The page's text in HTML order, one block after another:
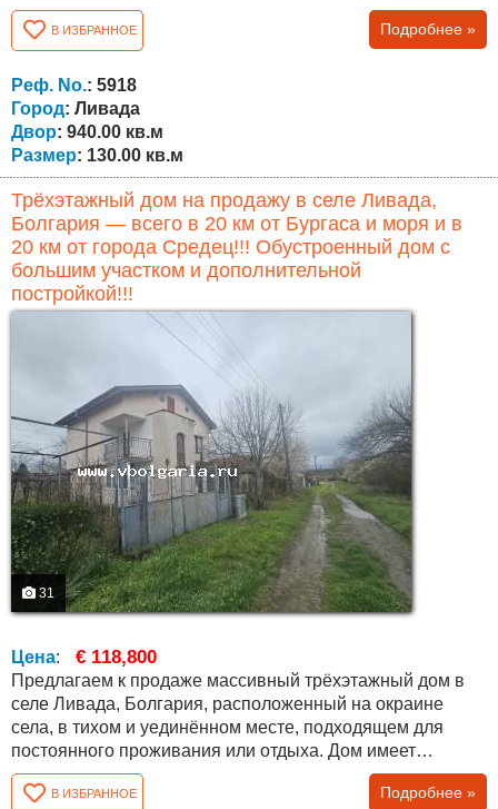
преимущество при ремонте и переустройстве. Общая
площадь составляет около 130 кв.м . Первый этаж
полностью завершён и готов к проживанию, включает
гостиную, кухню, две спальни, ванную комнату и туалет.
Второй этаж —...
В ИЗБРАННОЕ Подробнее »
Реф. No.: 5918
Город: Ливада
Двор: 940.00 кв.м
Размер: 130.00 кв.м
Трёхэтажный дом на продажу в селе Ливада,
Болгария — всего в 20 км от Бургаса и моря и в
20 км от города Средец!!! Обустроенный дом с
большим участком и дополнительной
постройкой!!!
31
Цена: € 118,800
Предлагаем к продаже массивный трёхэтажный дом в
селе Ливада, Болгария, расположенный на окраине
села, в тихом и уединённом месте, подходящем для
постоянного проживания или отдыха. Дом имеет
площадь застройки 66 кв.м на этаж и общую площадь
198 кв.м , с бетонными перекрытиями и внутренней
В ИЗБРАННОЕ Подробнее »